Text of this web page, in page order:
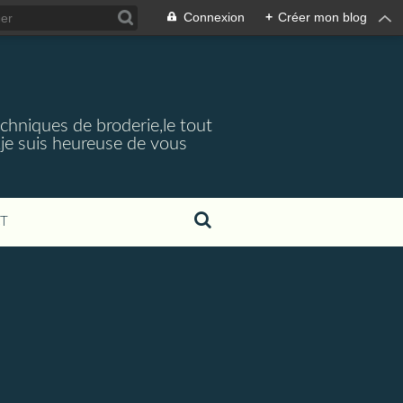
Connexion + Créer mon blog
de broderie,le tout
suis heureuse de vous